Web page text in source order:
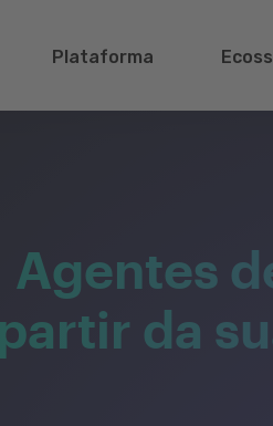
Plataforma
Agentes
partir da